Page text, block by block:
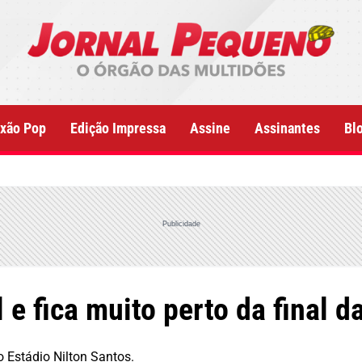
Pop Edição Impressa Assine Assinantes
Publicidade
e fica muito perto da final
Estádio Nilton Santos.